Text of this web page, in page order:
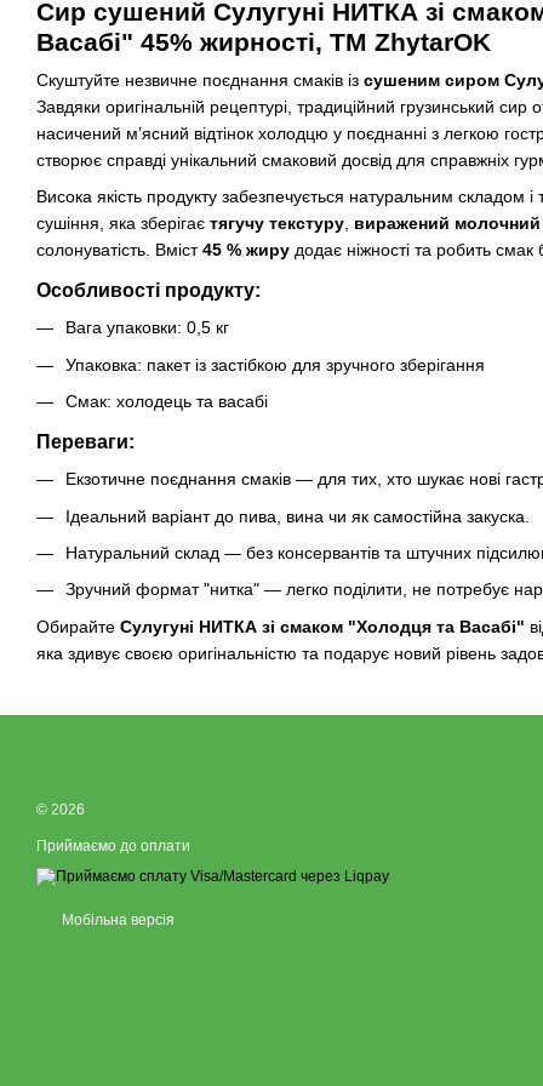
Сир сушений Сулугуні НИТКА зі
Васабі" 45% жирності, ТМ ZhytarOK
Скуштуйте незвичне поєднання смаків із сушеним сиром
Завдяки оригінальній рецептурі, традиційний грузинський
насичений м’ясний відтінок холодцю у поєднанні з легкою
створює справді унікальний смаковий досвід для справжніх
Висока якість продукту забезпечується натуральним складом
сушіння, яка зберігає тягучу текстуру, виражений
солонуватість. Вміст45 % жиру додає ніжності та робить
Особливості продукту:
Вага упаковки: 0,5 кг
Упаковка: пакет із застібкою для зручного зберігання
Смак: холодець та васабі
Переваги:
Екзотичне поєднання смаків — для тих, хто шукає нові
Ідеальний варіант до пива, вина чи як самостійна закуска.
Натуральний склад — без консервантів та штучних
Зручний формат "нитка" — легко поділити, не потребує
Обирайте Сулугуні НИТКА зі смаком "Холодця та Васабі"
яка здивує своєю оригінальністю та подарує новий рівень
© 2026
Приймаємо до оплати
Мобільна версія